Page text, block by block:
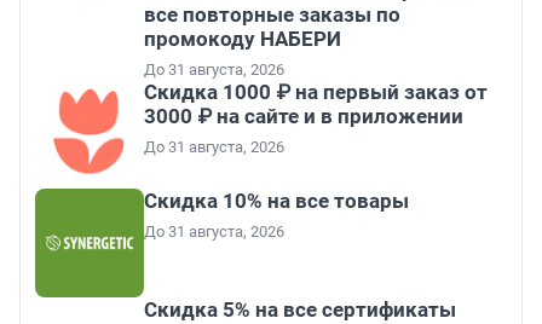
все повторные заказы по
промокоду НАБЕРИ
До 31 августа, 2026
Скидка 1000 ₽ на первый заказ от
3000 ₽ на сайте и в приложении
До 31 августа, 2026
Скидка 10% на все товары
До 31 августа, 2026
Скидка 5% на все сертификаты